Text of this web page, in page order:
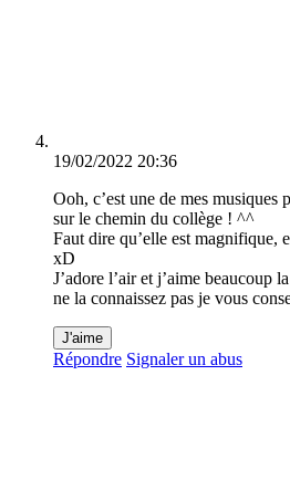
19/02/2022 20:36
Ooh, c’est une de mes musiques
sur le chemin du collège ! ^^
Faut dire qu’elle est magnifique,
xD
J’adore l’air et j’aime beaucoup
ne la connaissez pas je vous
J'aime
Répondre Signaler un abus